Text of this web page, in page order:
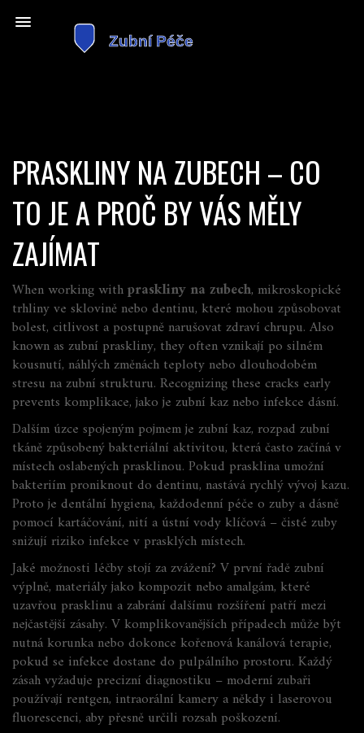
PRASKLINY NA ZUBECH – CO
TO JE A PROČ BY VÁS MĚLY
ZAJÍMAT
When working withpraskliny na zubech, mikroskopické
trhliny ve sklovině nebo dentinu, které mohou způsobovat
bolest, citlivost a postupně narušovat zdraví chrupu. Also
known as zubní praskliny, they often vznikají po silném
kousnutí, náhlých změnách teploty nebo dlouhodobém
stresu na zubní strukturu. Recognizing these cracks early
prevents komplikace, jako je zubní kaz nebo infekce dásní.
Dalším úzce spojeným pojmem je zubní kaz, rozpad zubní
tkáně způsobený bakteriální aktivitou, která často začíná v
místech oslabených prasklinou. Pokud prasklina umožní
bakteriím proniknout do dentinu, nastává rychlý vývoj kazu.
Proto je dentální hygiena, každodenní péče o zuby a dásně
pomocí kartáčování, nití a ústní vody klíčová – čisté zuby
snižují riziko infekce v prasklých místech.
Jaké možnosti léčby stojí za zvážení? V první řadězubní
výplně, materiály jako kompozit nebo amalgám, které
uzavřou prasklinu a zabrání dalšímu rozšíření patří mezi
nejčastější zásahy. V komplikovanějších případech může být
nutná korunka nebo dokonce kořenová kanálová terapie,
pokud se infekce dostane do pulpálního prostoru. Každý
zásah vyžaduje precizní diagnostiku – moderní zubaři
používají rentgen, intraorální kamery a někdy i laserovou
fluorescenci, aby přesně určili rozsah poškození.